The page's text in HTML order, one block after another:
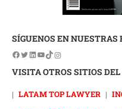
SÍGUENOS EN NUESTRAS
VISITA OTROS SITIOS DEL
| LATAM TOP LAWYER |